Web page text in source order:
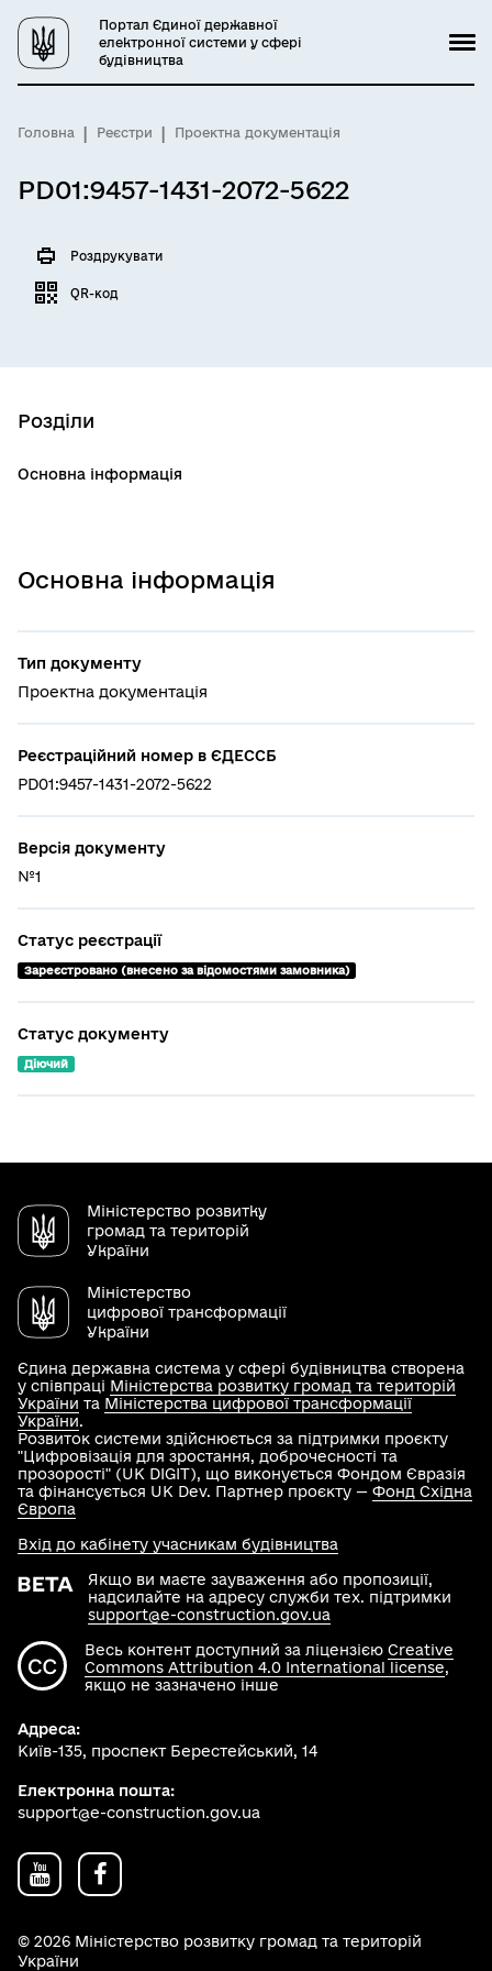
Портал Єдиної державної
електронної системи у сфері
будівництва
Головна Реєстри Проектна документація
PD01:9457-1431-2072-5622
Роздрукувати
QR-код
Основна інформація
Тип документу
Проектна документація
Реєстраційний номер в ЄДЕССБ
PD01:9457-1431-2072-5622
Версія документу
№1
Статус реєстрації
Зареєстровано (внесено за відомостями замовника)
Статус документу
Діючий
Розділи
Основна інформація
Міністерство розвитку
громад та територій
України
Міністерство
цифрової трансформації
України
Єдина державна система у сфері будівництва створена
у співпраці Міністерства розвитку громад та територій
України та Міністерства цифрової трансформації
України.
Розвиток системи здійснюється за підтримки проєкту
"Цифровізація для зростання, доброчесності та
прозорості" (UK DIGIT), що виконується Фондом Євразія
та фінансується UK Dev. Партнер проєкту — Фонд Східна
Європа
Якщо ви маєте зауваження або пропозиції,
надсилайте на адресу служби тех. підтримки
support@e-construction.gov.ua
Весь контент доступний за ліцензією Creative
Commons Attribution 4.0 International license,
якщо не зазначено інше
Вхід до кабінету учасникам будівництва
Адреса:
Київ-135, проспект Берестейський, 14
Електронна пошта:
support@e-construction.gov.ua
© 2026 Міністерство розвитку громад та територій
України